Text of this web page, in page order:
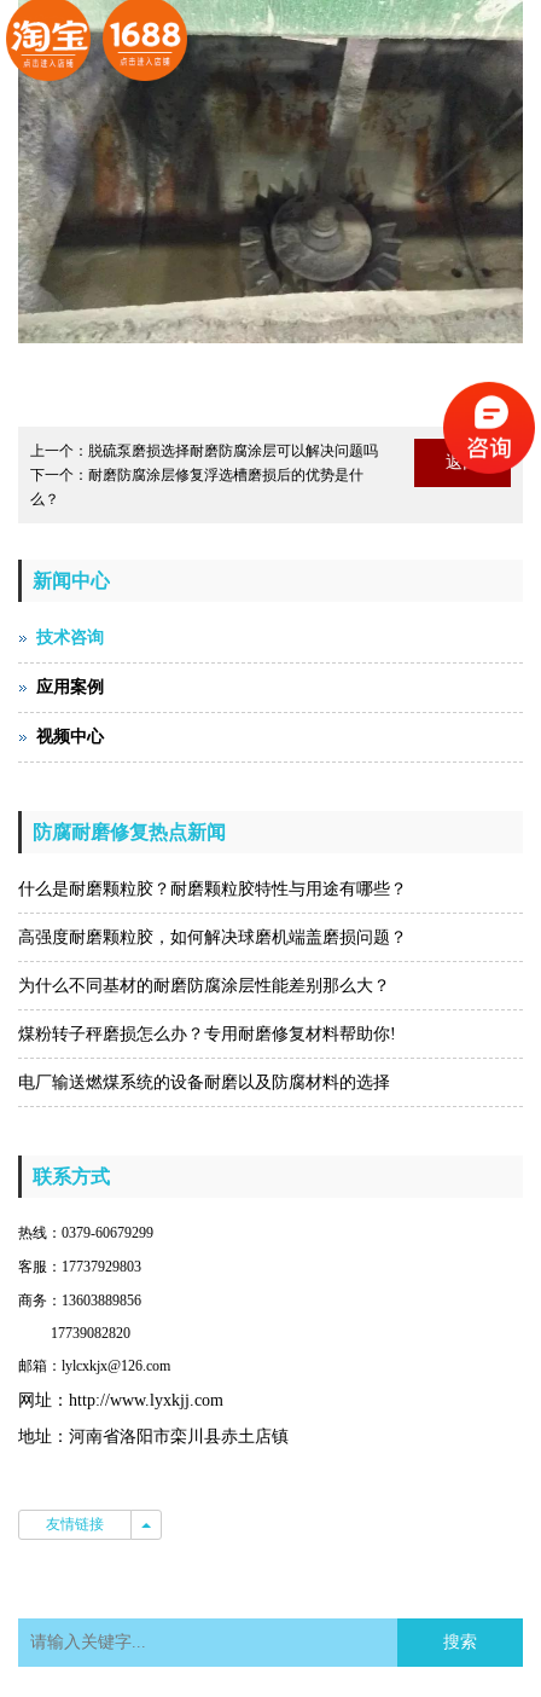
上一个： 脱硫泵磨损选择耐磨防腐涂层可以解决问题吗
下一个： 耐磨防腐涂层修复浮选槽磨损后的优势是什
么？
返回
新闻中心
技术咨询
应用案例
视频中心
防腐耐磨修复热点新闻
什么是耐磨颗粒胶？耐磨颗粒胶特性与用途有哪些？
高强度耐磨颗粒胶，如何解决球磨机端盖磨损问题？
为什么不同基材的耐磨防腐涂层性能差别那么大？
煤粉转子秤磨损怎么办？专用耐磨修复材料帮助你!
电厂输送燃煤系统的设备耐磨以及防腐材料的选择
联系方式
热线：0379-60679299
客服：17737929803
商务：13603889856
17739082820
邮箱：lylcxkjx@126.com
网址： http://www.lyxkjj.com
地址：河南省洛阳市栾川县赤土店镇
友情链接
搜索